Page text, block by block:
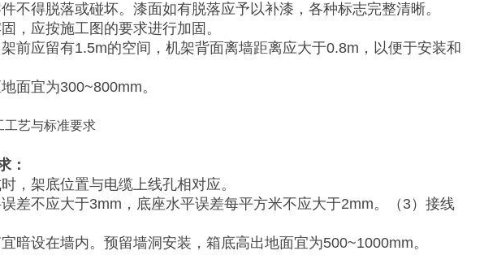
不得脱落或碰坏。漆面如有脱落应予以补漆，各种标志完整清晰。
，应按施工图的要求进行加固。
架前应留有1.5m的空间，机架背面离墙距离应大于0.8m，以便于安装和
面宜为300~800mm。
：
，架底位置与电缆上线孔相对应。
误差不应大于3mm，底座水平误差每平方米不应大于2mm。（3）接线
暗设在墙内。预留墙洞安装，箱底高出地面宜为500~1000mm。